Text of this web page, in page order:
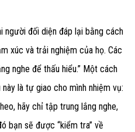
người đối diện đáp lại bằng cách
xúc và trải nghiệm của họ. Các
nghe để thấu hiểu.” Một cách
là tự giao cho mình nhiệm vụ:
hãy chỉ tập trung lắng nghe,
bạn sẽ được “kiểm tra” về